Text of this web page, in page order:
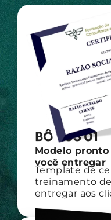
BÔNUS 01
Modelo
você entregar​
Template de
treinamento
entregar aos